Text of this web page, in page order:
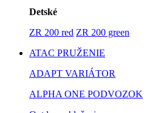
Detské
ZR 200 red ZR 200 green
ATAC PRUŽENIE
ADAPT VARIÁTOR
ALPHA ONE PODVOZOK